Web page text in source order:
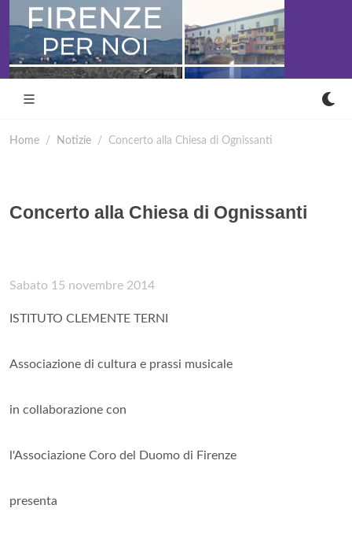
Home Notizie Concerto alla Chiesa di Ognissanti
Concerto alla Chiesa di Ognissanti
Sabato 15 novembre 2014
ISTITUTO CLEMENTE TERNI
Associazione di cultura e prassi musicale
in collaborazione con
l'Associazione Coro del Duomo di Firenze
presenta